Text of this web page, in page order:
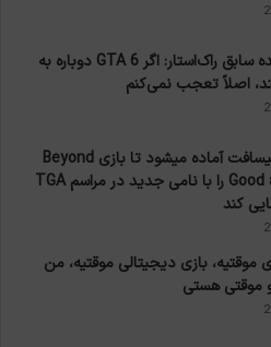
توسعه‌دهنده سابق راک‌استار: اگر GTA 6 دوباره به
اصلاً تعجب نمی‌کنم
شایعه: یوبیسافت آماده میشود تا بازی Beyond
Good and Evil 2 را با نامی جدید در مراسم TGA
بازی دیجیتالی موقتیه، من
موقتی هستی